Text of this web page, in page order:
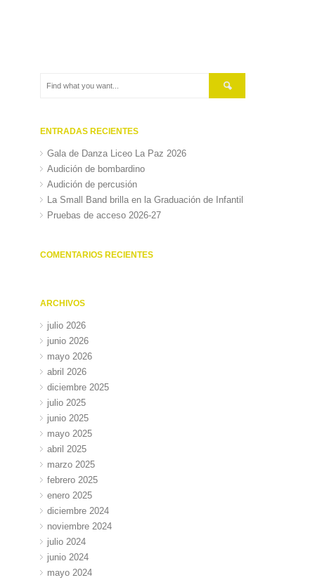
ENTRADAS RECIENTES
Gala de Danza Liceo La Paz 2026
Audición de bombardino
Audición de percusión
La Small Band brilla en la Graduación de Infantil
Pruebas de acceso 2026-27
COMENTARIOS RECIENTES
ARCHIVOS
julio 2026
junio 2026
mayo 2026
abril 2026
diciembre 2025
julio 2025
junio 2025
mayo 2025
abril 2025
marzo 2025
febrero 2025
enero 2025
diciembre 2024
noviembre 2024
julio 2024
junio 2024
mayo 2024